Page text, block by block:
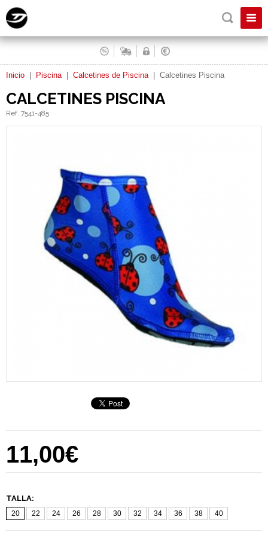
Inicio Piscina| Calcetines de Piscina| Calcetines Piscina
CALCETINES PISCINA
Ref. 7541-485
11,00€
TALLA:
20 22 24 26 28 30 32 34 36 38 40